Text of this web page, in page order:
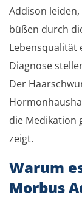
Addison
büßen durch
Lebensqualität
Diagnose
Der
die Medikation
zeigt.
Warum
Morbus